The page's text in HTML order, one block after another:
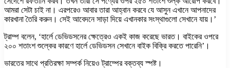
আমরা সেটা চাই না। এরপরেও আবার তারা আহ্বান করবে যে আসুন এখানে আপনাদের
কারখানা তৈরি করুন। সেই আবেদনে সাড়া দিয়ে এখানকার সংস্থাগুলো সেখানে যায়।’
ট্রাম্প বলেন, ‘হার্লে ডেভিডসনের ক্ষেত্রেও একই কাজ করেছে ভারত। বাইকের ওপরে
২০০ শতাংশ শুল্কের কারণে হার্লে ডেভিডসন সেখানে বাইক বিক্রি করতে পারেনি’।
ভারতের সাথে প্রতিরক্ষা সম্পর্ক নিয়েও ট্রাম্পের বক্তব্য স্পষ্ট।